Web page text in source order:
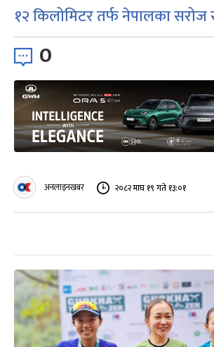
१२ किलोमिटर तर्फ नेपालका सरोज
0
अनलाइनखबर २०८२ माघ १९ गते १३:०१